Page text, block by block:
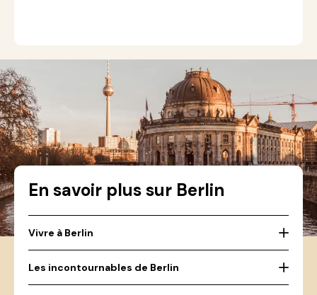
En savoir plus sur Berlin
Vivre à Berlin
Les incontournables de Berlin